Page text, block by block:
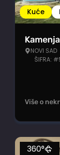
Kuće
NOVI SAD
ŠIFRA:
Više o
360°